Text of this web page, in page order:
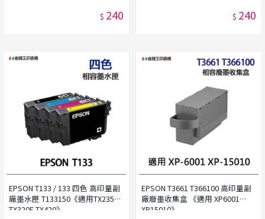
$ 240 $ 240
EPSON T133 / 133 四色 高印量副
廠墨水匣 T133150《適用TX235
TX320F TX420》
EPSON T3661 T366100 高印量副
廠廢墨收集盒 《適用 XP6001
XP15010》